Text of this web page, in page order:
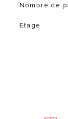
Nombre de
Etage